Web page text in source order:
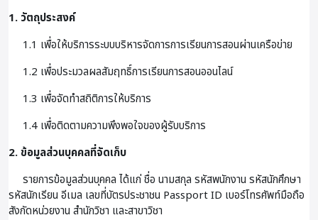
1. วัตถุประสงค์
1.1 เพื่อให้บริการระบบบริหารจัดการการเรียนการสอนผ่านเครือข่าย
1.2 เพื่อประมวลผลสัมฤทธิ์การเรียนการสอนออนไลน์
1.3 เพื่อจัดทำสถิติการให้บริการ
1.4 เพื่อติดตามความพึงพอใจของผู้รับบริการ
2. ข้อมูลส่วนบุคคลที่จัดเก็บ
รายการข้อมูลส่วนบุคคล ได้แก่ ชื่อ นามสกุล รหัสพนักงาน รหัสนักศึกษา
รหัสนักเรียน อีเมล เลขที่บัตรประชาชน Passport ID เบอร์โทรศัพท์มือถือ
สังกัดหน่วยงาน สำนักวิชา และสาขาวิชา